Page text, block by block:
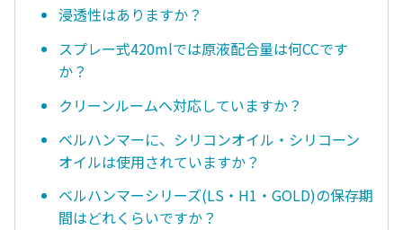
浸透性はありますか？
スプレー式420mlでは原液配合量は何CCです
か？
クリーンルームへ対応していますか？
ベルハンマーに、シリコンオイル・シリコーン
オイルは使用されていますか？
ベルハンマーシリーズ(LS・H1・GOLD)の保存期
間はどれくらいですか？